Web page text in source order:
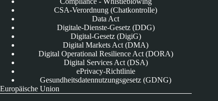
CSA-Verordnung (Chatkontrolle)
Data Act
Digitale-Dienste-Gesetz (DDG)
Digital-Gesetz (DigiG)
Digital Markets Act (DMA)
Digital Operational Resilience Act (DORA)
Digital Services Act (DSA)
ePrivacy-Richtlinie
Gesundheitsdatennutzungsgesetz (GDNG)
Europäische Union